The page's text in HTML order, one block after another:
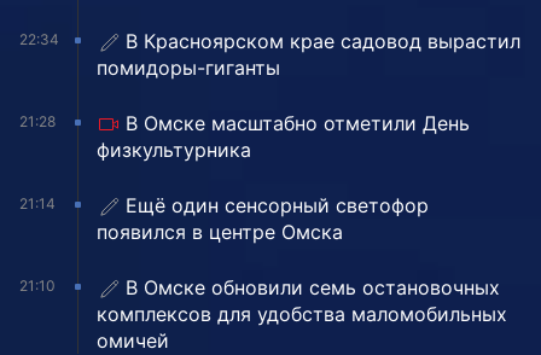
22:34
В Красноярском крае садовод вырастил
помидоры-гиганты
21:28
В Омске масштабно отметили День
физкультурника
21:14
Ещё один сенсорный светофор
появился в центре Омска
21:10
В Омске обновили семь остановочных
комплексов для удобства маломобильных
омичей